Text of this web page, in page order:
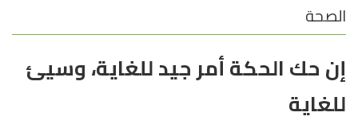
الصحة
إن حك الحكة أمر جيد للغاية، وسيئ
للغاية